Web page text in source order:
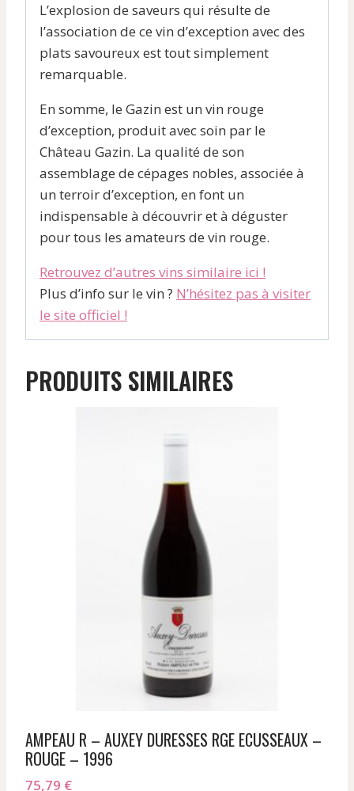
L’explosion de saveurs qui résulte de
l’association de ce vin d’exception avec des
plats savoureux est tout simplement
remarquable.
En somme, le Gazin est un vin rouge
d’exception, produit avec soin par le
Château Gazin. La qualité de son
assemblage de cépages nobles, associée à
un terroir d’exception, en font un
indispensable à découvrir et à déguster
pour tous les amateurs de vin rouge.
Retrouvez d’autres vins similaire ici !
Plus d’info sur le vin ? N’hésitez pas à visiter
le site officiel !
PRODUITS SIMILAIRES
AMPEAU R – AUXEY DURESSES RGE ECUSSEAUX –
ROUGE – 1996
75,79 €